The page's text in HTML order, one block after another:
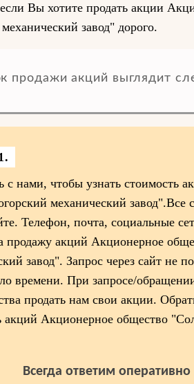
Вы хотите продать акции
завод" дорого.
продажи акций выглядит
с нами, чтобы узнать стоимость
механический завод".Все
Телефон, почта, социальные
продажу акций Акционерное
завод". Запрос через сайт не
времени. При запросе/
продать нам свои акции.
акций Акционерное общество
Всегда ответим